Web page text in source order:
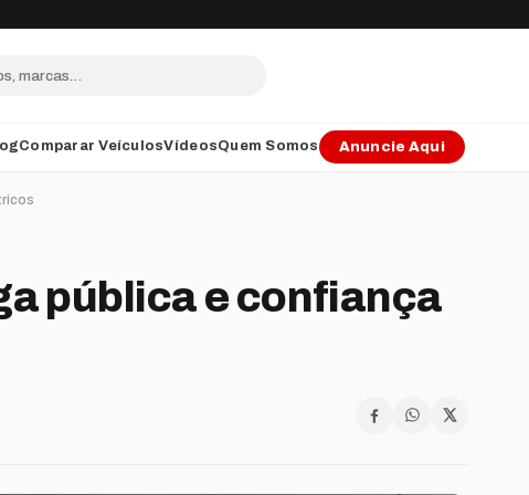
Comparar VeículosVídeosQuem Somos Anuncie Aqui
pública e confiança